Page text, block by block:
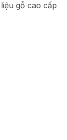
gỗ cao cấp